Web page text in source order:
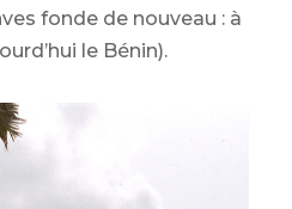
fonde de nouveau : à
le Bénin).